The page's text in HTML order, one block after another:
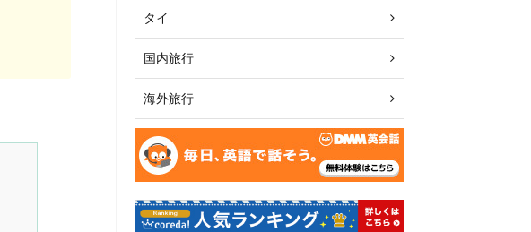
タイ
国内旅行
海外旅行